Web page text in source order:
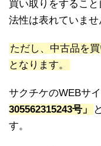
買い取りをするこ
法性は表れていませ
ただし、中古品を
となります。
サクチケのWEBサ
305562315243号」
す。